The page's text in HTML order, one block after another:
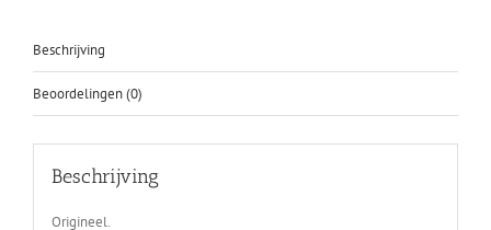
Beschrijving
Beoordelingen (0)
Beschrijving
Origineel.